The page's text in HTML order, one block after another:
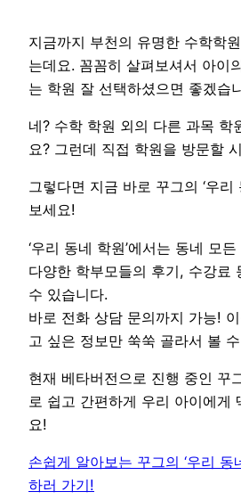
지금까지 부천의 유명한 수학학
는데요. 꼼꼼히 살펴보셔서 아이
는 학원 잘 선택하셨으면 좋겠습
네? 수학 학원 외의 다른 과목 학
요? 그런데 직접 학원을 방문할
그렇다면 지금 바로 꾸그의 ‘우리
보세요!
‘우리 동네 학원’에서는 동네 모
다양한 학부모들의 후기, 수강료
수 있습니다.
바로 전화 상담 문의까지 가능!
고 싶은 정보만 쑥쑥 골라서 볼
현재 베타버전으로 진행 중인 꾸
로 쉽고 간편하게 우리 아이에게
요!
손쉽게 알아보는 꾸그의 ‘우리 동
하러 가기!